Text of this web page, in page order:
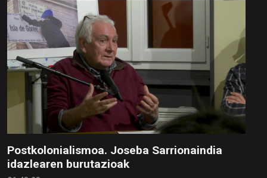
Postkolonialismoa. Joseba Sarrionaindia
idazlearen burutazioak